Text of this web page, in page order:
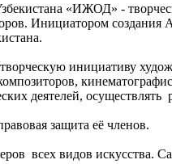
«ИЖОД» -
Инициатором
инициативу
деятелей,
защита её членов.
всех видов искусства.